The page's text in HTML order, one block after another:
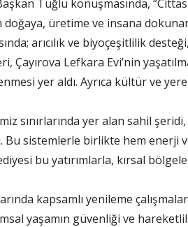
Tuğlu konuşmasında,
üretime ve insana
arıcılık ve biyoçeşitlilik
Çayırova Lefkara Evi’nin
yer aldı. Ayrıca kültür ve
sınırlarında yer alan sahil
sistemlerle birlikte hem enerji
bu yatırımlarla, kırsal
kapsamlı yenileme
yaşamın güvenliği ve